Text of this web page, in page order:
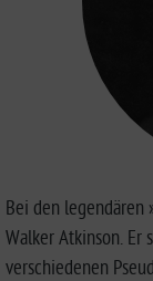
Bei den legendären
Walker Atkinson. Er
verschiedenen